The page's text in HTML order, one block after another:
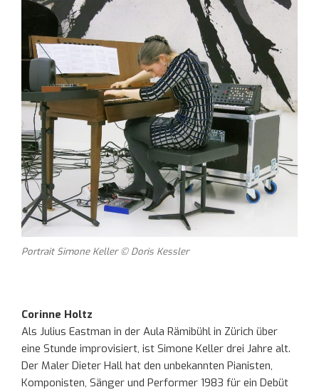
Portrait Simone Keller © Doris Kessler
Corinne Holtz
Als Julius Eastman in der Aula Rämibühl in Zürich über
eine Stunde improvisiert, ist Simone Keller drei Jahre alt.
Der Maler Dieter Hall hat den unbekannten Pianisten,
Komponisten, Sänger und Performer 1983 für ein Debüt